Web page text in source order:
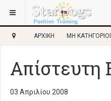
ΑΡΧΙΚΉ ΜΗ
Απίστευτη
03 Απριλίου 2008